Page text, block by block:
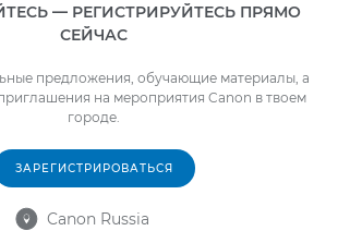
— РЕГИСТРИРУЙТЕСЬ ПРЯМО
СЕЙЧАС
предложения, обучающие материалы, а
на мероприятия Canon в твоем
городе.
ЗАРЕГИСТРИРОВАТЬСЯ
 Canon Russia